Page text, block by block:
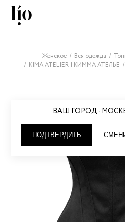
ВАШ ГОРОД -
ПОДТВЕРДИТЬ
Женское Вся одежда
KIMA ATELIER | КИММА АТЕЛЬЕ